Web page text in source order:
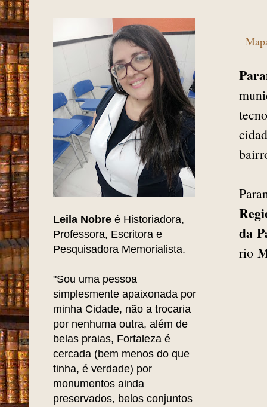
da
rio
Leila Nobre é Historiadora,
Professora, Escritora e
Pesquisadora Memorialista.
"Sou uma pessoa
simplesmente apaixonada por
minha Cidade, não a trocaria
por nenhuma outra, além de
belas praias, Fortaleza é
cercada (bem menos do que
tinha, é verdade) por
monumentos ainda
preservados, belos conjuntos